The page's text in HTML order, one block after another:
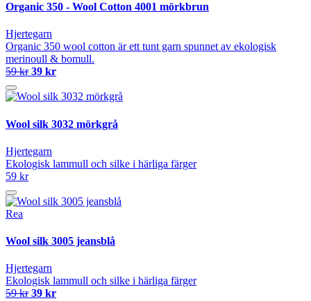
Organic 350 - Wool Cotton 4001 mörkbrun
Hjertegarn
Organic 350 wool cotton är ett tunt garn spunnet av ekologisk
merinoull & bomull.
59 kr 39 kr
Wool silk 3032 mörkgrå
Hjertegarn
Ekologisk lammull och silke i härliga färger
59 kr
Rea
Wool silk 3005 jeansblå
Hjertegarn
Ekologisk lammull och silke i härliga färger
59 kr 39 kr